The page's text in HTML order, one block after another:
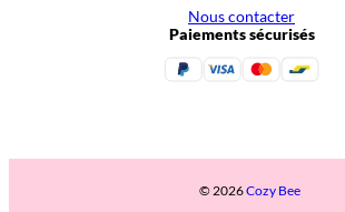
Nous contacter
Paiements sécurisés
© 2026Cozy Bee